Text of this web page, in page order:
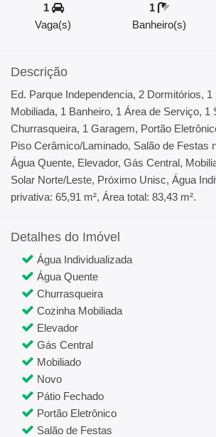
1
Vaga(s)
1
Banheiro(s)
Descrição
Ed. Parque Independencia, 2 Dormitórios,
Mobiliada, 1 Banheiro, 1 Área de Serviço, 1
Churrasqueira, 1 Garagem, Portão
Piso Cerâmico/Laminado, Salão de Festas
Água Quente, Elevador, Gás Central,
Solar Norte/Leste, Próximo Unisc, Água
privativa: 65,91 m², Área total: 83,43 m².
Detalhes do Imóvel
Água Individualizada
Água Quente
Churrasqueira
Cozinha Mobiliada
Elevador
Gás Central
Mobiliado
Novo
Pátio Fechado
Portão Eletrônico
Salão de Festas